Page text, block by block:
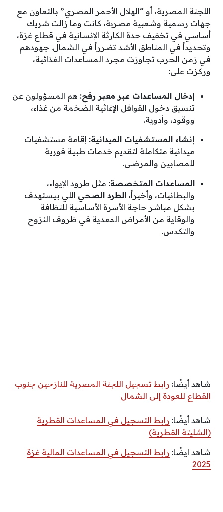
اللجنة المصرية، أو “الهلال الأحمر المصري” بالتعاون مع
جهات رسمية وشعبية مصرية، كانت وما زالت شريك
أساسي في تخفيف حدة الكارثة الإنسانية في قطاع غزة،
وتحديداً في المناطق الأشد تضرراً في الشمال. جهودهم
في زمن الحرب تجاوزت مجرد المساعدات الغذائية،
وركزت على:
إدخال المساعدات عبر معبر رفح: هم المسؤولون عن
تنسيق دخول القوافل الإغاثية الضخمة من غذاء،
ووقود، وأدوية.
إنشاء المستشفيات الميدانية: إقامة مستشفيات
ميدانية متكاملة لتقديم خدمات طبية فورية
للمصابين والمرضى.
المساعدات المتخصصة: مثل طرود الإيواء،
والبطانيات، وأخيراً، الطرد الصحي اللي بيستهدف
بشكل مباشر حاجة الأسرة الأساسية للنظافة
والوقاية من الأمراض المعدية في ظروف النزوح
والتكدس.
شاهد أيضًا: رابط تسجيل اللجنة المصرية للنازحين جنوب
القطاع للعودة إلى الشمال
شاهد أيضًا: رابط التسجيل في المساعدات القطرية
(الشليتة القطرية)
شاهد ايضًا: رابط التسجيل في المساعدات المالية غزة
2025